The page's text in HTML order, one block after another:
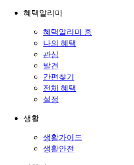
혜택알리미
혜택알리미 홈
나의 혜택
관심
발견
간편찾기
전체 혜택
설정
생활
생활가이드
생활안전